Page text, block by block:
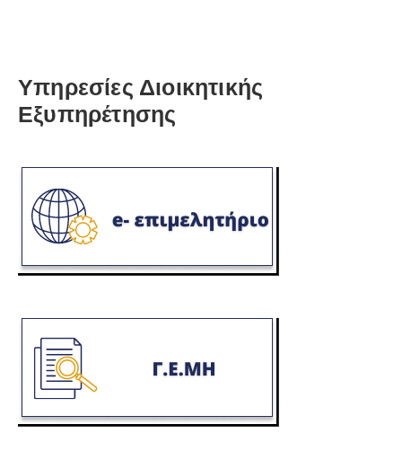
Υπηρεσίες Διοικητικής
Εξυπηρέτησης